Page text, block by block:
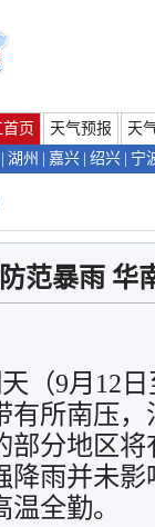
页 天气预报
天
湖州 嘉兴 绍兴 宁
范暴雨 华
（9月12
有所南压
部分地区
降雨并未
全勤。